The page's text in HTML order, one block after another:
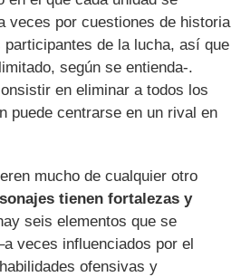
veces por cuestiones de historia
de la lucha, así que
según se entienda-.
en eliminar a todos los
puede centrarse en un rival en
mucho de cualquier otro
tienen fortalezas y
seis elementos que se
veces influenciados por el
ofensivas y